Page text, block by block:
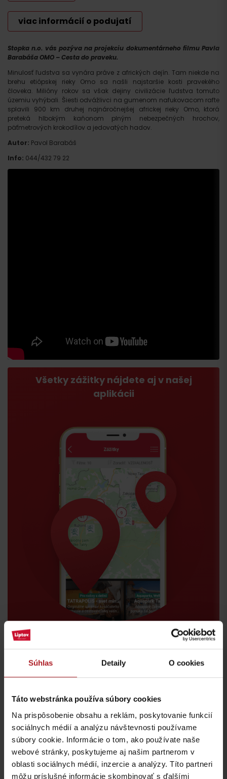
Súhlas Detaily O cookies
Táto webstránka používa súbory cookies
Na prispôsobenie obsahu a reklám, poskytovanie funkcií
sociálnych médií a analýzu návštevnosti používame
súbory cookie. Informácie o tom, ako používate naše
webové stránky, poskytujeme aj našim partnerom v
oblasti sociálnych médií, inzercie a analýzy. Títo partneri
môžu príslušné informácie skombinovať s ďalšími
Stopka n.o. vás pozýva na projekciu dokumentárneho filmu Pavla
Barabáša OMO – Cesta do praveku.
Minulosť ľudstva sa vynára práve z afrických dejín. Tam niekde na
brehu etiópskej rieky Omo sa našli najstaršie kosti pravekého
človeka. Milióny rokov sa však dejiny civilizácie ľudstva tomuto
územiu vyhýbali. Šiesti odvážlivci na gumenom nafukovacom rafte
splavili 900 km druhej najnáročnejšej africkej rieky Omo, ktorá
preteká hlbokým kaňonom plným nebezpečných hrochov,
päťmetrových krokodílov a jedovatých hadov.
Autor: Pavol Barabáš
Info: 044/432 79 22
Všetky zážitky nájdete aj v našej
aplikácii
viac informácií o podujatí
Kde jesť a piť v blízkosti: